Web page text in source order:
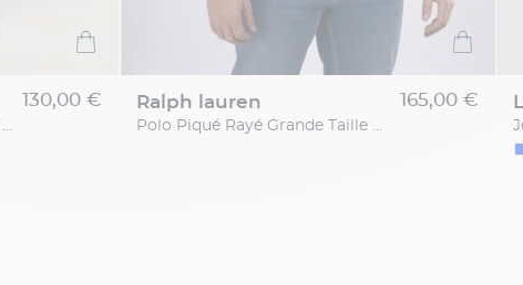
Jean 512 Levi's The Bands Back Grande Taille
130,00 € ralph lauren
Polo Piqué Rayé Grande Taille Marine et Blanc
165,00 €